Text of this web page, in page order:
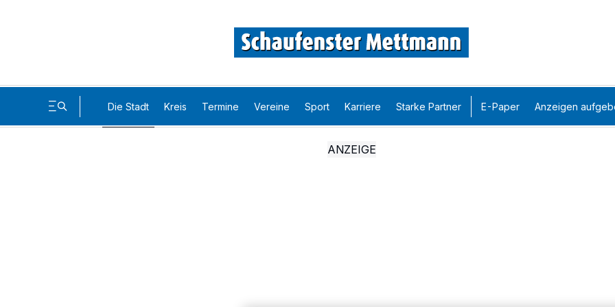
Die Stadt Kreis Termine Vereine Sport Karriere Starke Partner E-Paper Anzeigen